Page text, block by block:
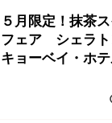
５月限定！抹茶
フェア シェラト
キョーベイ・ホテ